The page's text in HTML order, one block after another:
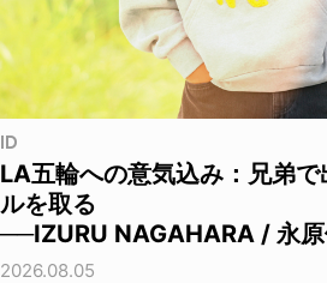
ID
LA五輪への意気込み：兄弟
ルを取る
──IZURU NAGAHARA / 永
2026.08.05